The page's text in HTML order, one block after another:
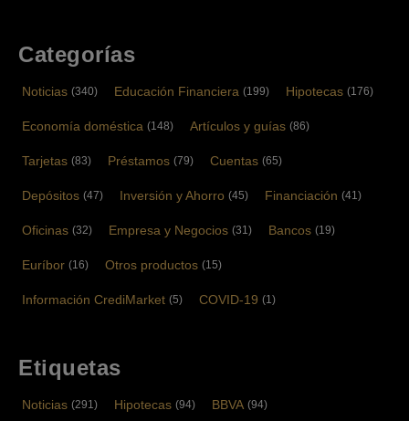
Categorías
Noticias (340) Educación Financiera (199) Hipotecas (176)
Economía doméstica (148) Artículos y guías (86)
Tarjetas (83) Préstamos (79) Cuentas (65)
Depósitos (47) Inversión y Ahorro (45) Financiación (41)
Oficinas (32) Empresa y Negocios (31) Bancos (19)
Euríbor (16) Otros productos (15)
Información CrediMarket (5) COVID-19 (1)
Etiquetas
Noticias (291) Hipotecas (94) BBVA (94)